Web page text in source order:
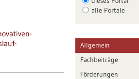
alle Portale
Allgemein
Fachbeiträge
Förderungen